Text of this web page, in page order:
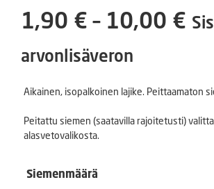
1,90 € – 10,00 €
-
arvonlisäveron
Aikainen, isopalkoinen lajike. Peittaamaton
Peitattu siemen (saatavilla rajoitetusti)
alasvetovalikosta.
Siemenmäärä